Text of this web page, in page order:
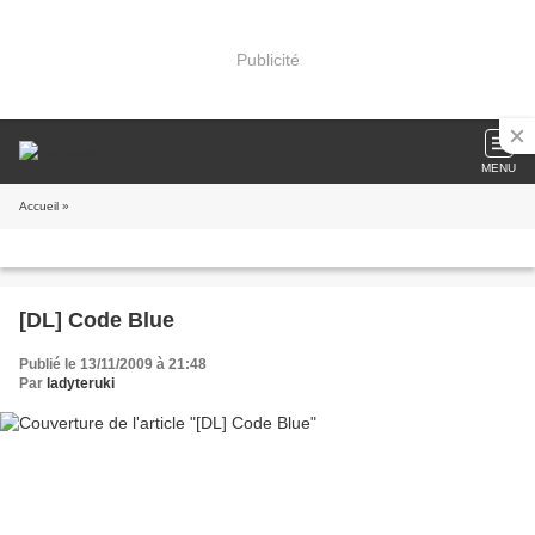
Publicité
MENU
Accueil »
[DL] Code Blue
Publié le 13/11/2009 à 21:48
Par ladyteruki